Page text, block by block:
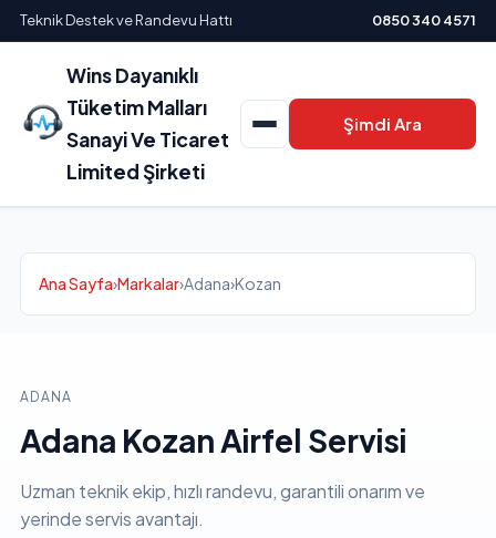
Teknik Destek ve Randevu Hattı 0850 340 4571
Wins Dayanıklı
Tüketim Malları
Sanayi Ve Ticaret
Limited Şirketi
Şimdi Ara
Ana Sayfa›Markalar›Adana›Kozan
ADANA
Adana Kozan Airfel Servisi
Uzman teknik ekip, hızlı randevu, garantili onarım ve
yerinde servis avantajı.